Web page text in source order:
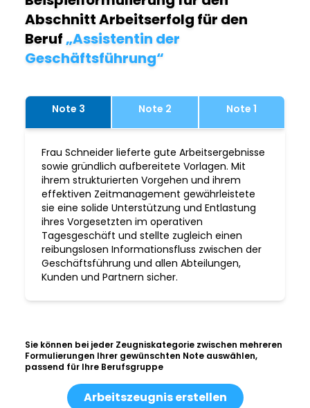
Abschnitt Arbeitserfolg für den
Beruf„Assistentin der
Geschäftsführung“
Note 3 Note 2 Note 1
Frau Schneider lieferte gute Arbeitsergebnisse
sowie gründlich aufbereitete Vorlagen. Mit
ihrem strukturierten Vorgehen und ihrem
effektiven Zeitmanagement gewährleistete
sie eine solide Unterstützung und Entlastung
ihres Vorgesetzten im operativen
Tagesgeschäft und stellte zugleich einen
reibungslosen Informationsfluss zwischen der
Geschäftsführung und allen Abteilungen,
Kunden und Partnern sicher.
Sie können bei jeder Zeugniskategorie zwischen mehreren
Formulierungen Ihrer gewünschten Note auswählen,
passend für Ihre Berufsgruppe
Arbeitszeugnis erstellen